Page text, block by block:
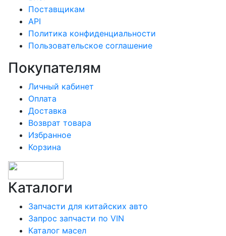
Поставщикам
API
Политика конфиденциальности
Пользовательское соглашение
Покупателям
Личный кабинет
Оплата
Доставка
Возврат товара
Избранное
Корзина
Каталоги
Запчасти для китайских авто
Запрос запчасти по VIN
Каталог масел